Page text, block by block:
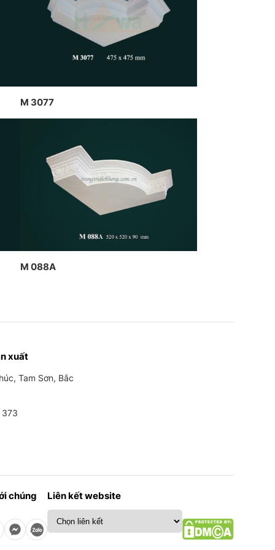
M 3077
M 088A
THEO
TRÍ NỘI
trần nghệ thuật của CT Dịch
Hồng Hawa thiết kế và thi công
xuất
Tam Sơn, Bắc
373
chúng Liên kết website